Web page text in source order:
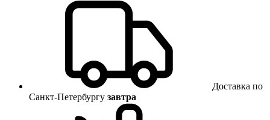
Доставка по
Санкт-Петербургу завтра